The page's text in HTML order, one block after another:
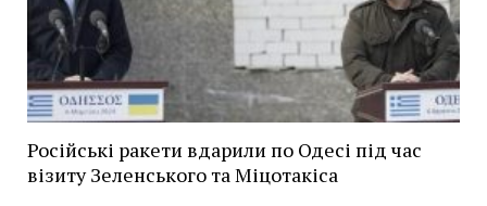
Російські ракети вдарили по Одесі під час
візиту Зеленського та Міцотакіса